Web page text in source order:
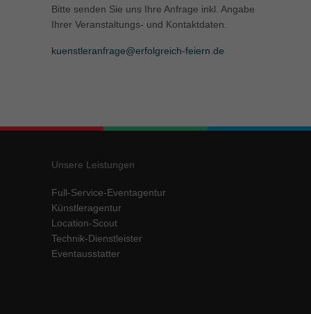
Bitte senden Sie uns Ihre Anfrage inkl. Angabe
Ihrer Veranstaltungs- und Kontaktdaten.
kuenstleranfrage@erfolgreich-feiern.de
Unsere Leistungen
Full-Service-Eventagentur
Künstleragentur
Location-Scout
Technik-Dienstleister
Eventausstatter